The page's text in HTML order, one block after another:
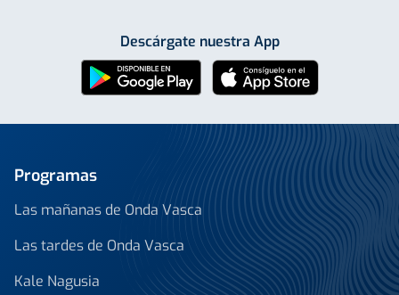
Descárgate nuestra App
Programas
Las mañanas de Onda Vasca
Las tardes de Onda Vasca
Kale Nagusia